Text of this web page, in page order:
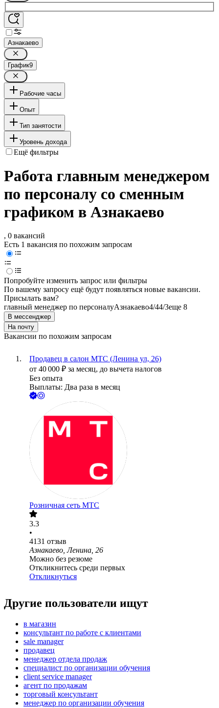
Азнакаево
График9
Рабочие часы
Опыт
Тип занятости
Уровень дохода
Ещё фильтры
Работа главным менеджером
по персоналу со сменным
графиком в Азнакаево
, 0 вакансий
Есть 1 вакансия по похожим запросам
Попробуйте изменить запрос или фильтры
По вашему запросу ещё будут появляться новые вакансии.
Присылать вам?
главный менеджер по персоналуАзнакаево4/44/3еще 8
В мессенджер
На почту
Вакансии по похожим запросам
Продавец в салон МТС (Ленина ул, 26)
от 40 000 ₽ за месяц, до вычета налогов
Без опыта
Выплаты: Два раза в месяц
Розничная сеть МТС
3.3
•
4131 отзыв
Азнакаево, Ленина, 26
Можно без резюме
Откликнитесь среди первых
Откликнуться
Другие пользователи ищут
в магазин
консультант по работе с клиентами
sale manager
продавец
менеджер отдела продаж
специалист по организации обучения
client service manager
агент по продажам
торговый консультант
менеджер по организации обучения